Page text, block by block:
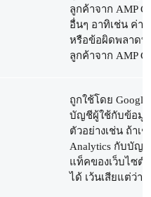
ลูกค้าจาก AMP
อื่นๆ อาทิเช่น ค่า
หรือข้อผิดพลาดที่
ลูกค้าจาก AMP
ถูกใช้โดย Google
บัญชีผู้ใช้กับข้อมู
ตัวอย่างเช่น ถ้าเ
Analytics กับบัญ
แท็คของเว็บไซต์
ได้ เว้นเสียแต่ว่